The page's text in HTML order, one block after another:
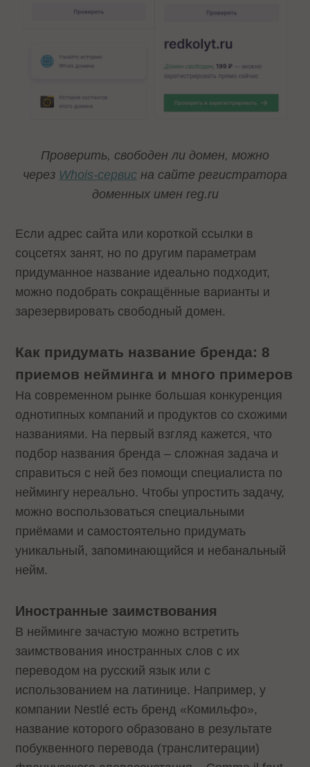
Проверить, свободен ли домен, можно
через Whois-сервис на сайте регистратора
доменных имен reg.ru
Если адрес сайта или короткой ссылки в
соцсетях занят, но по другим параметрам
придуманное название идеально подходит,
можно подобрать сокращённые варианты и
зарезервировать свободный домен.
Как придумать название бренда: 8
приемов нейминга и много примеров
На современном рынке большая конкуренция
однотипных компаний и продуктов со схожими
названиями. На первый взгляд кажется, что
подбор названия бренда – сложная задача и
справиться с ней без помощи специалиста по
неймингу нереально. Чтобы упростить задачу,
можно воспользоваться специальными
приёмами и самостоятельно придумать
уникальный, запоминающийся и небанальный
нейм.
Иностранные заимствования
В нейминге зачастую можно встретить
заимствования иностранных слов с их
переводом на русский язык или с
использованием на латинице. Например, у
компании Nestlé есть бренд «Комильфо»,
название которого образовано в результате
побуквенного перевода (транслитерации)